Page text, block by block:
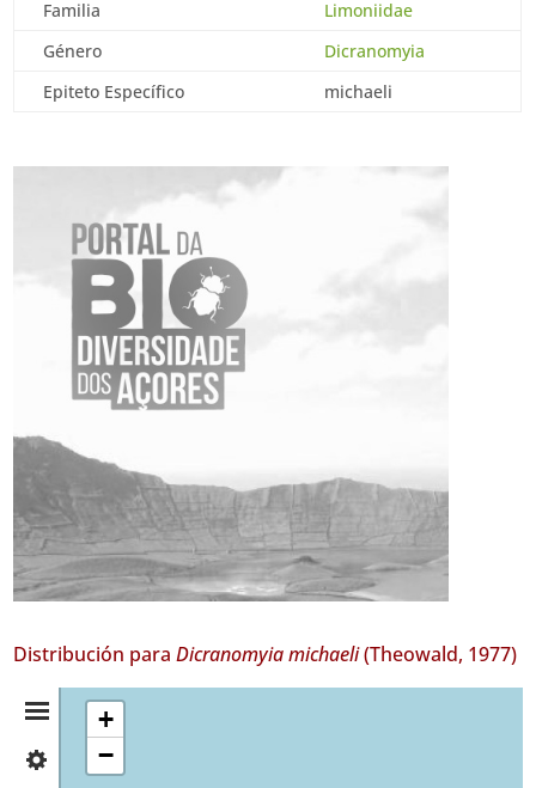
Familia
Limoniidae
Género
Dicranomyia
Epiteto Específico
michaeli
Distribución paraDicranomyia michaeli(Theowald, 1977)
Resumen
Flores
+
−